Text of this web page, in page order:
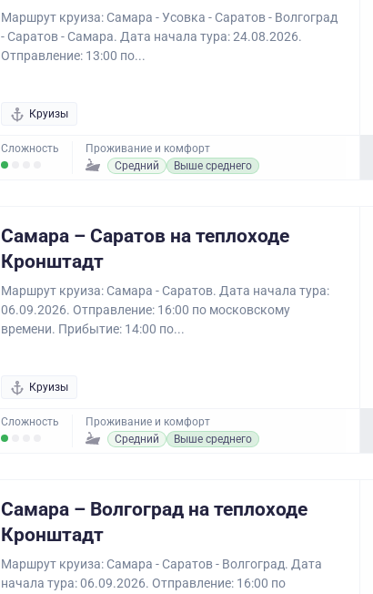
Маршрут круиза: Самара - Усовка - Саратов - Волгоград
- Саратов - Самара. Дата начала тура: 24.08.2026.
Отправление: 13:00 по...
Круизы
Сложность
Проживание и комфорт
Средний
Выше среднего
Самара – Саратов на теплоходе
Кронштадт
Маршрут круиза: Самара - Саратов. Дата начала тура:
06.09.2026. Отправление: 16:00 по московскому
времени. Прибытие: 14:00 по...
Круизы
Сложность
Проживание и комфорт
Средний
Выше среднего
Самара – Волгоград на теплоходе
Кронштадт
Маршрут круиза: Самара - Саратов - Волгоград. Дата
начала тура: 06.09.2026. Отправление: 16:00 по